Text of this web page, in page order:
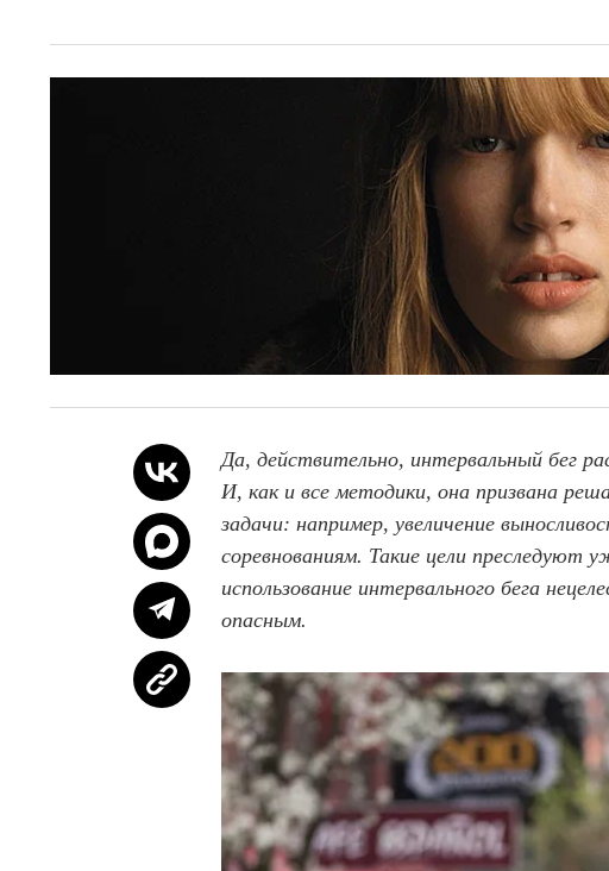
Да, действительно, интервальный бег
И, как и все методики, она призвана
задачи: например, увеличение
соревнованиям. Такие цели преследуют
использование интервального бега
опасным.